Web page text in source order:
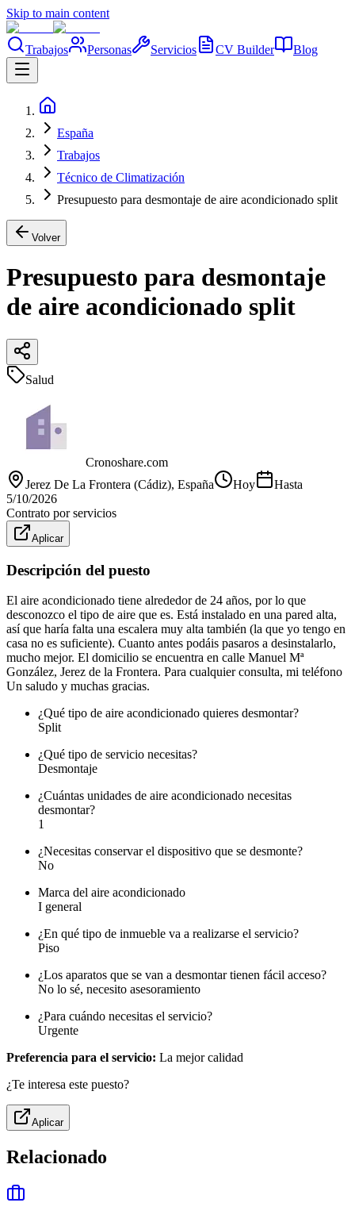
Skip to main content
Trabajos Personas Servicios CV Builder Blog
España
Trabajos
Técnico de Climatización
Presupuesto para desmontaje de aire acondicionado split
Volver
Presupuesto para desmontaje
de aire acondicionado split
Salud
Cronoshare.com
Jerez De La Frontera (Cádiz), España Hoy
Hasta
5/10/2026
Contrato por servicios
Aplicar
Descripción del puesto
El aire acondicionado tiene alrededor de 24 años, por lo que
desconozco el tipo de aire que es. Está instalado en una pared alta,
así que haría falta una escalera muy alta también (la que yo tengo en
casa no es suficiente). Cuanto antes podáis pasaros a desinstalarlo,
mucho mejor. El domicilio se encuentra en calle Manuel Mª
González, Jerez de la Frontera. Para cualquier consulta, mi teléfono
Un saludo y muchas gracias.
¿Qué tipo de aire acondicionado quieres desmontar?
Split
¿Qué tipo de servicio necesitas?
Desmontaje
¿Cuántas unidades de aire acondicionado necesitas
desmontar?
1
¿Necesitas conservar el dispositivo que se desmonte?
No
Marca del aire acondicionado
I general
¿En qué tipo de inmueble va a realizarse el servicio?
Piso
¿Los aparatos que se van a desmontar tienen fácil acceso?
No lo sé, necesito asesoramiento
¿Para cuándo necesitas el servicio?
Urgente
Preferencia para el servicio: La mejor calidad
¿Te interesa este puesto?
Aplicar
Relacionado